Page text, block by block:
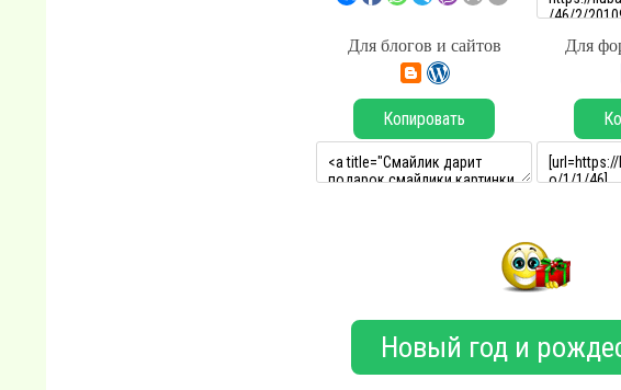
Для блогов и сайтов Для
Копировать
Новый год и